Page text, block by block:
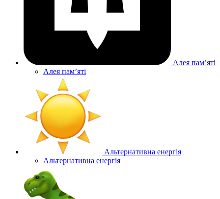
Алея памʼяті
Алея памʼяті
Альтернативна енергія
Альтернативна енергія